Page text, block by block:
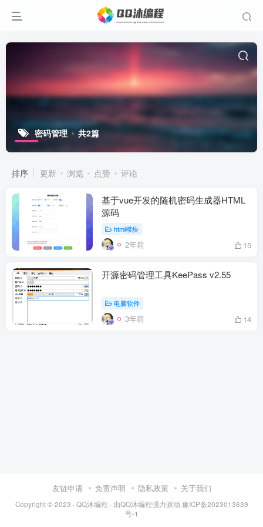
密码管理 共2篇
排序 更新 浏览 点赞 评论
基于vue开发的随机密码生成器HTML
源码
html模块
2年前 15
开源密码管理工具KeePass v2.55
电脑软件
3年前 14
友链申请 免责声明 隐私政策 关于我们
Copyright © 2023 · QQ沐编程 · 由QQ沐编程强力驱动. 豫ICP备2023013639
号-1